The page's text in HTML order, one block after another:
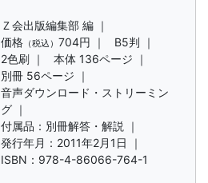
Ｚ会出版編集部 編 ｜
価格 （税込） 704円 ｜
B5判 ｜
2色刷 ｜
本体 136ページ ｜
別冊 56ページ ｜
音声ダウンロード・ストリーミン
グ ｜
付属品：別冊解答・解説 ｜
発行年月：2011年2月1日 ｜
ISBN：978-4-86066-764-1